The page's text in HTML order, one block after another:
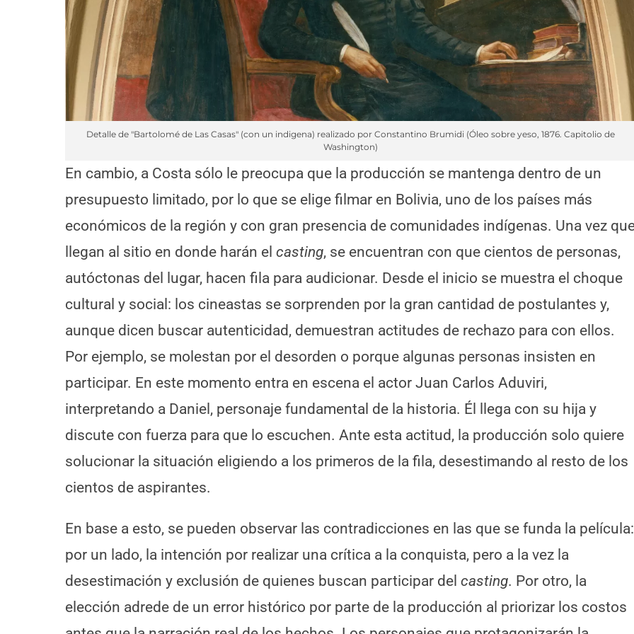
Detalle de "Bartolomé de Las Casas" (con un indigena) realizado por Constantino Brumidi (Óleo sobre yeso, 1876. Capitolio de
Washington)
En cambio, a Costa sólo le preocupa que la producción se mantenga dentro de un
presupuesto limitado, por lo que se elige filmar en Bolivia, uno de los países más
económicos de la región y con gran presencia de comunidades indígenas. Una vez
llegan al sitio en donde harán el casting, se encuentran con que cientos de personas,
autóctonas del lugar, hacen fila para audicionar. Desde el inicio se muestra el choque
cultural y social: los cineastas se sorprenden por la gran cantidad de postulantes y,
aunque dicen buscar autenticidad, demuestran actitudes de rechazo para con ellos.
Por ejemplo, se molestan por el desorden o porque algunas personas insisten en
participar. En este momento entra en escena el actor Juan Carlos Aduviri,
interpretando a Daniel, personaje fundamental de la historia. Él llega con su hija y
discute con fuerza para que lo escuchen. Ante esta actitud, la producción solo quiere
solucionar la situación eligiendo a los primeros de la fila, desestimando al resto de los
cientos de aspirantes.
En base a esto, se pueden observar las contradicciones en las que se funda la película:
por un lado, la intención por realizar una crítica a la conquista, pero a la vez la
desestimación y exclusión de quienes buscan participar del casting. Por otro, la
elección adrede de un error histórico por parte de la producción al priorizar los costos